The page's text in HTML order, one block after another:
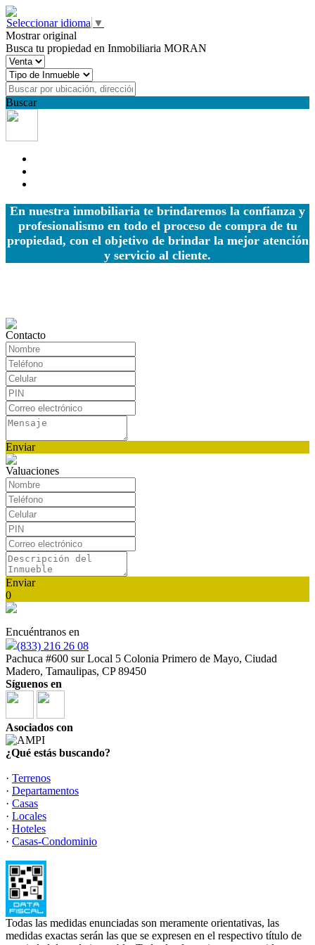
Seleccionar idioma ▼
Mostrar original
Busca tu propiedad en Inmobiliaria MORAN
Buscar
En nuestra inmobiliaria te brindaremos la confianza y
profesionalismo en todo el proceso de compra de tu
propiedad, con el objetivo de brindar la mejor atención
y servicio al cliente.
Contacto
Enviar
Valuaciones
Enviar
0
Encuéntranos en
(833) 216 26 08
Pachuca #600 sur Local 5 Colonia Primero de Mayo, Ciudad
Madero, Tamaulipas, CP 89450
Síguenos en
Asociados con
¿Qué estás buscando?
· Terrenos
· Departamentos
· Casas
· Locales
· Hoteles
· Casas-Condominio
Todas las medidas enunciadas son meramente orientativas, las
medidas exactas serán las que se expresen en el respectivo título de